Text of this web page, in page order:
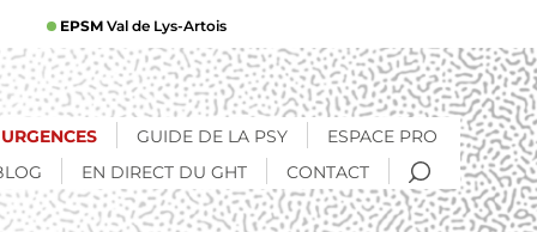
EPSM Val de Lys-Artois
URGENCES GUIDE DE LA PSY
ESPACE PRO
EN DIRECT DU GHT CONTACT RECHERCHE